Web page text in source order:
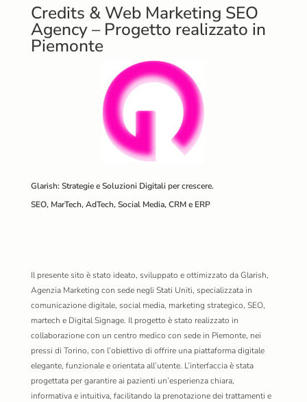
Credits & Web Marketing SEO
Agency – Progetto realizzato in
Piemonte
Glarish: Strategie e Soluzioni Digitali per crescere.
SEO, MarTech, AdTech, Social Media, CRM e ERP
Il presente sito è stato ideato, sviluppato e ottimizzato da Glarish,
Agenzia Marketing con sede negli Stati Uniti, specializzata in
comunicazione digitale, social media, marketing strategico, SEO,
martech e Digital Signage. Il progetto è stato realizzato in
collaborazione con un centro medico con sede in Piemonte, nei
pressi di Torino, con l’obiettivo di offrire una piattaforma digitale
elegante, funzionale e orientata all’utente. L’interfaccia è stata
progettata per garantire ai pazienti un’esperienza chiara,
informativa e intuitiva, facilitando la prenotazione dei trattamenti e